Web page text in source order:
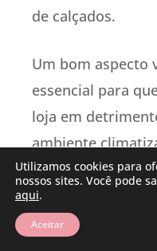
de calçados.
Um bom aspecto
essencial para
loja em
ambiente
condicionado
especialmente se
atuação for uma
Utilizamos cookies para
nossos sites. Você pode
aqui.
Aceitar